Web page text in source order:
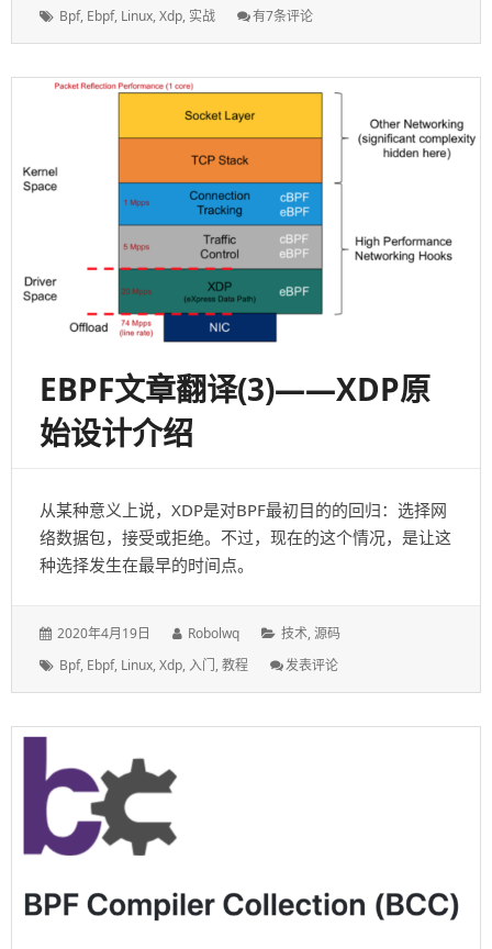
于：
标
Bpf, Ebpf, Linux,Xdp, 实战
你
一
个
XDP
BPF
序
有7条评论
EBPF文章翻译(3)——XDP原
始设计介绍
从某种意义上说，XDP是对BPF最初目的的回归：选择网
络数据包，接受或拒绝。不过，现在的这个情况，是让这
种选择发生在最早的时间点。
发
于：
2020年4月19日
作
Robolwq
分
技术,源码
标
Bpf, Ebpf, Linux,Xdp, 入门,教程 发表评论: EBPF
翻
介